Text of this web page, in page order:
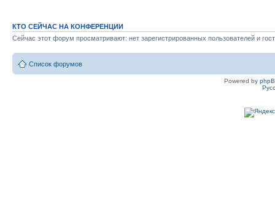
КТО СЕЙЧАС НА КОНФЕРЕНЦИИ
Сейчас этот форум просматривают: нет зарегистрированных пользователей и
Список форумов
Powered by